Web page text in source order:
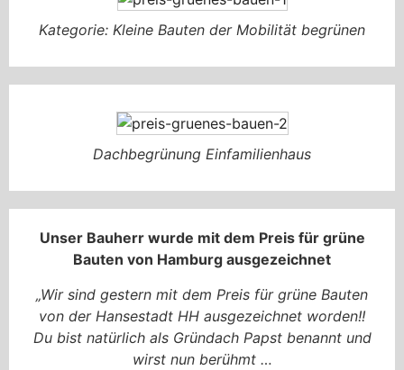
Kategorie: Kleine Bauten der Mobilität begrünen
Dachbegrünung Einfamilienhaus
Unser Bauherr wurde mit dem Preis für grüne
Bauten von Hamburg ausgezeichnet
„Wir sind gestern mit dem Preis für grüne Bauten
von der Hansestadt HH ausgezeichnet worden!!
Du bist natürlich als Gründach Papst benannt und
wirst nun berühmt …